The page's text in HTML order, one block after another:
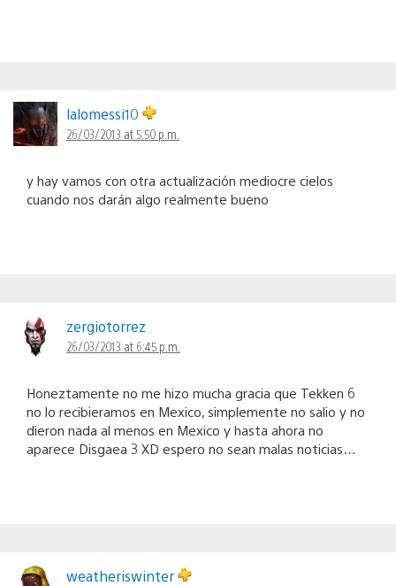
lalomessi10
26/03/2013 at 5:50 p.m.
y hay vamos con otra actualización mediocre cielos
cuando nos darán algo realmente bueno
zergiotorrez
26/03/2013 at 6:45 p.m.
Honeztamente no me hizo mucha gracia que Tekken 6
no lo recibieramos en Mexico, simplemente no salio y no
dieron nada al menos en Mexico y hasta ahora no
aparece Disgaea 3 XD espero no sean malas noticias…
weatheriswinter